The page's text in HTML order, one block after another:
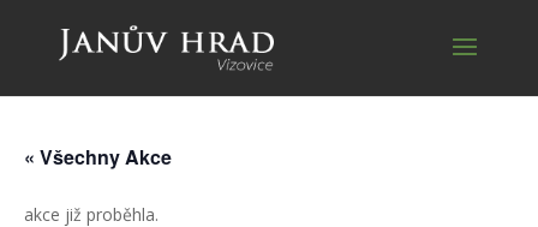
« Všechny Akce
akce již proběhla.